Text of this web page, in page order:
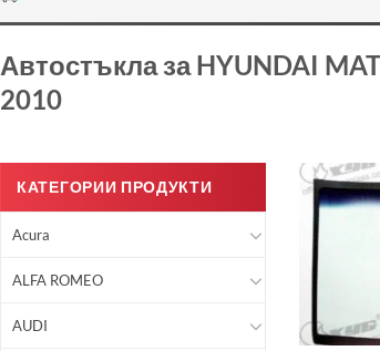
Автостъкла за HYUNDAI
2010
КАТЕГОРИИ ПРОДУКТИ
Acura
ALFA ROMEO
AUDI